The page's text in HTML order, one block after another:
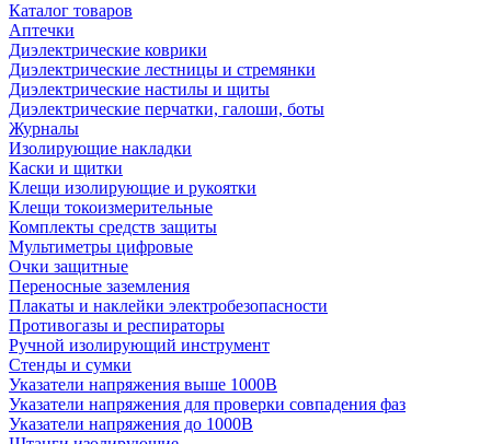
Каталог товаров
Аптечки
Диэлектрические коврики
Диэлектрические лестницы и стремянки
Диэлектрические настилы и щиты
Диэлектрические перчатки, галоши, боты
Журналы
Изолирующие накладки
Каски и щитки
Клещи изолирующие и рукоятки
Клещи токоизмерительные
Комплекты средств защиты
Мультиметры цифровые
Очки защитные
Переносные заземления
Плакаты и наклейки электробезопасности
Противогазы и респираторы
Ручной изолирующий инструмент
Стенды и сумки
Указатели напряжения выше 1000В
Указатели напряжения для проверки совпадения фаз
Указатели напряжения до 1000В